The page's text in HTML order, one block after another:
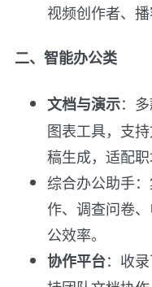
视频创作者、播
二、智能办公类
文档与演示：
图表工具，支
稿生成，适配职
综合办公助手
作、调查问卷
公效率。
协作平台：收